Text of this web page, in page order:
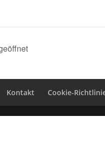
Kontakt Cookie-